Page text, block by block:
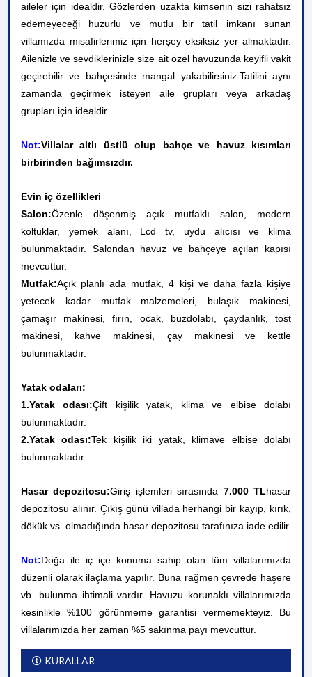
aileler için idealdir. Gözlerden uzakta kimsenin sizi rahatsız
edemeyeceği huzurlu ve mutlu bir tatil imkanı sunan
villamızda misafirlerimiz için herşey eksiksiz yer almaktadır.
Ailenizle ve sevdiklerinizle size ait özel havuzunda keyifli vakit
geçirebilir ve bahçesinde mangal yakabilirsiniz. Tatilini aynı
zamanda geçirmek isteyen aile grupları veya arkadaş
grupları için idealdir.
Not:Villalar altlı üstlü olup bahçe ve havuz kısımları
birbirinden bağımsızdır.
Evin iç özellikleri
Salon:Özenle döşenmiş açık mutfaklı salon, modern
koltuklar, yemek alanı, Lcd tv, uydu alıcısı ve klima
bulunmaktadır. Salondan havuz ve bahçeye açılan kapısı
mevcuttur.
Mutfak:Açık planlı ada mutfak, 4 kişi ve daha fazla kişiye
yetecek kadar mutfak malzemeleri, bulaşık makinesi,
çamaşır makinesi, fırın, ocak, buzdolabı, çaydanlık, tost
makinesi, kahve makinesi, çay makinesi ve kettle
bulunmaktadır.
Yatak odaları:
1.Yatak odası:Çift kişilik yatak, klima ve elbise dolabı
bulunmaktadır.
2.Yatak odası:Tek kişilik iki yatak, klimave elbise dolabı
bulunmaktadır.
Hasar depozitosu:Giriş işlemleri sırasında 7.000 TLhasar
depozitosu alınır. Çıkış günü villada herhangi bir kayıp, kırık,
dökük vs. olmadığında hasar depozitosu tarafınıza iade edilir.
Not:Doğa ile iç içe konuma sahip olan tüm villalarımızda
düzenli olarak ilaçlama yapılır. Buna rağmen çevrede haşere
vb. bulunma ihtimali vardır. Havuzu korunaklı villalarımızda
kesinlikle %100 görünmeme garantisi vermemekteyiz. Bu
villalarımızda her zaman %5 sakınma payı mevcuttur.
KURALLAR